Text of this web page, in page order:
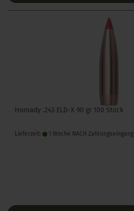
Hornady .243 ELD-X 90 gr 100 Stück
Lieferzeit: 1 Woche NACH Zahlungseingang